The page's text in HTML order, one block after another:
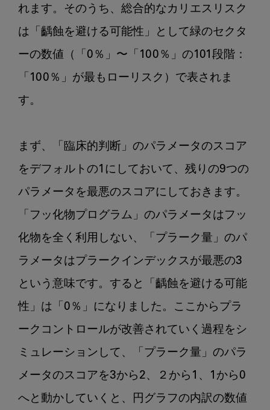
れます。そのうち、総合的なカリエスリスク
は「齲蝕を避ける可能性」として緑のセクタ
ーの数値（「0％」〜「100％」の101段階：
「100％」が最もローリスク）で表されま
す。
まず、「臨床的判断」のパラメータのスコア
をデフォルトの1にしておいて、残りの9つの
パラメータを最悪のスコアにしておきます。
「フッ化物プログラム」のパラメータはフッ
化物を全く利用しない、「プラーク量」のパ
ラメータはプラークインデックスが最悪の3
という意味です。すると「齲蝕を避ける可能
性」は「0％」になりました。ここからプラ
ークコントロールが改善されていく過程をシ
ミュレーションして、「プラーク量」のパラ
メータのスコアを3から2、２から1、1から0
へと動かしていくと、円グラフの内訳の数値